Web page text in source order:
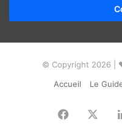
© Copyright 2026 |
Accueil
Le
Facebook